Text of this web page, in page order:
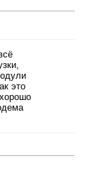
это